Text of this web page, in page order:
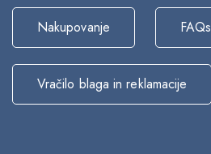
Nakupovanje FAQs
Vračilo blaga in reklamacije